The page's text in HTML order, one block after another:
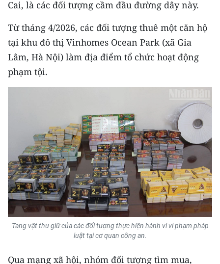
E-Magazine
Video
Media Chính trị
Media Kinh tế
Media Pháp luật
Media Du lịch
Media Thế giới
Media Thể thao
Media Giáo dục
Cai, là các đối tượng cầm đầu đường dây này.
Từ tháng 4/2026, các đối tượng thuê một căn hộ
tại khu đô thị Vinhomes Ocean Park (xã Gia
Lâm, Hà Nội) làm địa điểm tổ chức hoạt động
phạm tội.
Tang vật thu giữ của các đối tượng thực hiện hành vi vi phạm pháp
luật tại cơ quan công an.
Qua mạng xã hội, nhóm đối tượng tìm mua,